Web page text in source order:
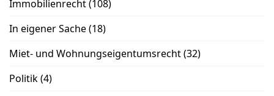
Immobilienrecht(108)
In eigener Sache(18)
Miet- und Wohnungseigentumsrecht(32)
Politik(4)